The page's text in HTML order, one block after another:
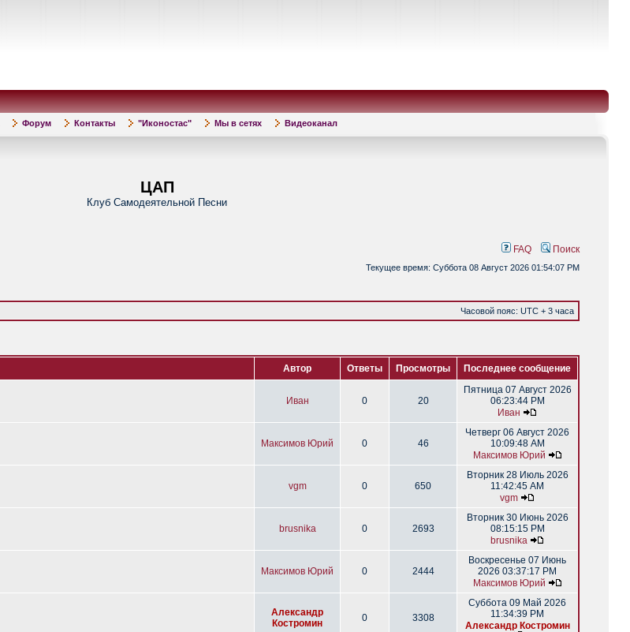
Форум Контакты "Иконостас" Мы в сетях Видеоканал
ЦАП
Клуб Самодеятельной Песни
FAQ Поиск
Текущее время: Суббота 08 Август 2026 01:54:07 PM
Часовой пояс: UTC + 3 часа
Автор Ответы Просмотры Последнее сообщение
Иван 0 20
Пятница 07 Август 2026
06:23:44 PM
Иван
Максимов Юрий 0 46
Четверг 06 Август 2026
10:09:48 AM
Максимов Юрий
vgm 0 650
Вторник 28 Июль 2026
11:42:45 AM
vgm
brusnika 0 2693
Вторник 30 Июнь 2026
08:15:15 PM
brusnika
Максимов Юрий 0 2444
Воскресенье 07 Июнь
2026 03:37:17 PM
Максимов Юрий
Александр
Костромин
0 3308
Суббота 09 Май 2026
11:34:39 PM
Александр Костромин